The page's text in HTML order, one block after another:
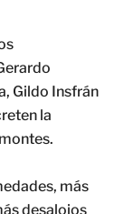
Gildo Insfrán
la
más
desalojos